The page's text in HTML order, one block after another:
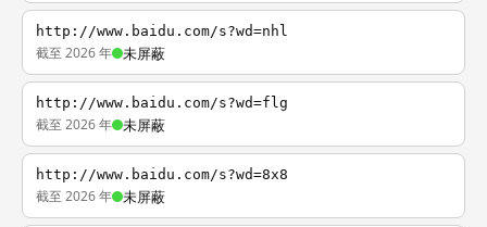
http://www.baidu.com/s?wd=nhl
截至 2026 年 未屏蔽
http://www.baidu.com/s?wd=flg
截至 2026 年 未屏蔽
http://www.baidu.com/s?wd=8x8
截至 2026 年 未屏蔽